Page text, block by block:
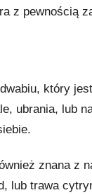
z pewnością
który
ubrania, lub
znana z
lub trawa